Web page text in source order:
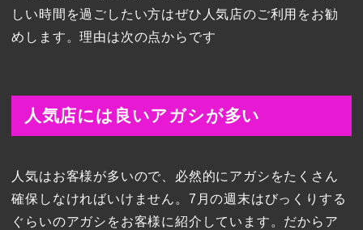
しい時間を過ごしたい方はぜひ人気店のご利用をお勧
めします。理由は次の点からです
人気店には良いアガシが多い
人気はお客様が多いので、必然的にアガシをたくさん
確保しなければいけません。7月の週末はびっくりする
ぐらいのアガシをお客様に紹介しています。だからア